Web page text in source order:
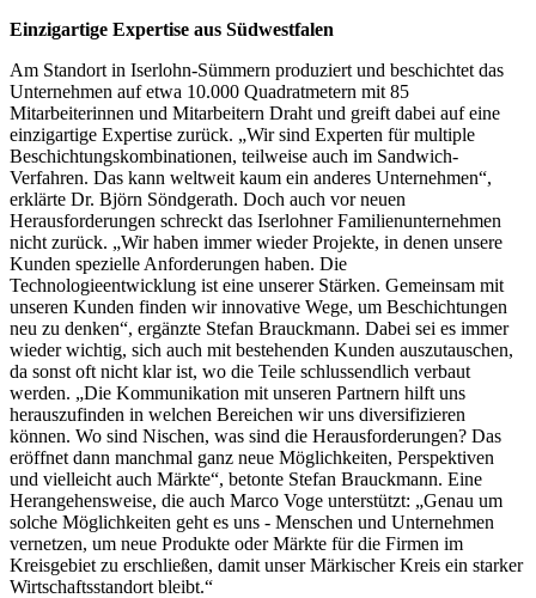
Einzigartige Expertise aus Südwestfalen
Am Standort in Iserlohn-Sümmern produziert und beschichtet das
Unternehmen auf etwa 10.000 Quadratmetern mit 85
Mitarbeiterinnen und Mitarbeitern Draht und greift dabei auf eine
einzigartige Expertise zurück. „Wir sind Experten für multiple
Beschichtungskombinationen, teilweise auch im Sandwich-
Verfahren. Das kann weltweit kaum ein anderes Unternehmen“,
erklärte Dr. Björn Söndgerath. Doch auch vor neuen
Herausforderungen schreckt das Iserlohner Familienunternehmen
nicht zurück. „Wir haben immer wieder Projekte, in denen unsere
Kunden spezielle Anforderungen haben. Die
Technologieentwicklung ist eine unserer Stärken. Gemeinsam mit
unseren Kunden finden wir innovative Wege, um Beschichtungen
neu zu denken“, ergänzte Stefan Brauckmann. Dabei sei es immer
wieder wichtig, sich auch mit bestehenden Kunden auszutauschen,
da sonst oft nicht klar ist, wo die Teile schlussendlich verbaut
werden. „Die Kommunikation mit unseren Partnern hilft uns
herauszufinden in welchen Bereichen wir uns diversifizieren
können. Wo sind Nischen, was sind die Herausforderungen? Das
eröffnet dann manchmal ganz neue Möglichkeiten, Perspektiven
und vielleicht auch Märkte“, betonte Stefan Brauckmann. Eine
Herangehensweise, die auch Marco Voge unterstützt: „Genau um
solche Möglichkeiten geht es uns - Menschen und Unternehmen
vernetzen, um neue Produkte oder Märkte für die Firmen im
Kreisgebiet zu erschließen, damit unser Märkischer Kreis ein starker
Wirtschaftsstandort bleibt.“